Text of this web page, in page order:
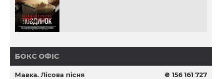
БОКС ОФІС
Мавка. Лісова пісня ₴ 156 161 727